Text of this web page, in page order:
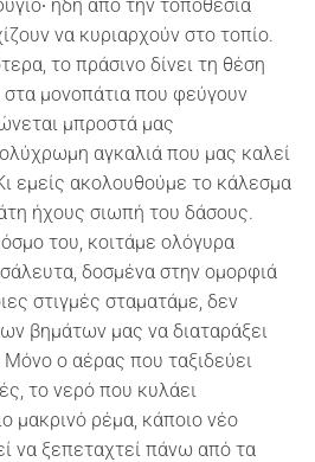
ήδη από την τοποθεσία
να κυριαρχούν στο τοπίο.
το πράσινο δίνει τη θέση
στα μονοπάτια που φεύγουν
μπροστά μας
αγκαλιά που μας καλεί
εμείς ακολουθούμε το κάλεσμα
ήχους σιωπή του δάσους.
του, κοιτάμε ολόγυρα
δοσμένα στην ομορφιά
στιγμές σταματάμε, δεν
βημάτων μας να διαταράξει
Μόνο ο αέρας που ταξιδεύει
το νερό που κυλάει
μακρινό ρέμα, κάποιο νέο
να ξεπεταχτεί πάνω από τα